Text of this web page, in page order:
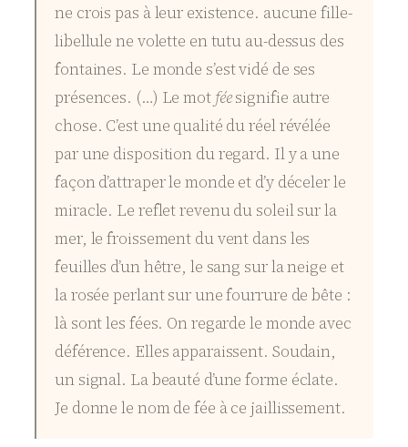
ne crois pas à leur existence. aucune fille-
libellule ne volette en tutu au-dessus des
fontaines. Le monde s’est vidé de ses
présences. (…) Le mot féesignifie autre
chose. C’est une qualité du réel révélée
par une disposition du regard. Il y a une
façon d’attraper le monde et d’y déceler le
miracle. Le reflet revenu du soleil sur la
mer, le froissement du vent dans les
feuilles d’un hêtre, le sang sur la neige et
la rosée perlant sur une fourrure de bête :
là sont les fées. On regarde le monde avec
déférence. Elles apparaissent. Soudain,
un signal. La beauté d’une forme éclate.
Je donne le nom de fée à ce jaillissement.